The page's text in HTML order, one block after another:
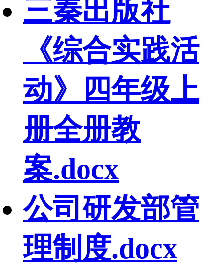
三秦出版社
《综合实践活
动》四年级上
册全册教
案.docx
公司研发部管
理制度.docx